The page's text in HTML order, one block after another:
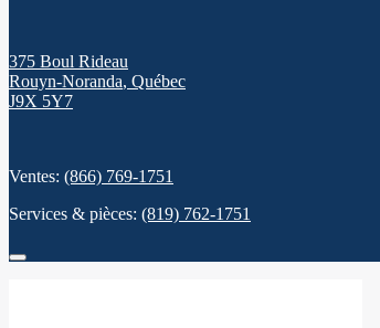
375 Boul Rideau
Rouyn-Noranda, Québec
J9X 5Y7
Ventes: (866) 769-1751
Services & pièces: (819) 762-1751